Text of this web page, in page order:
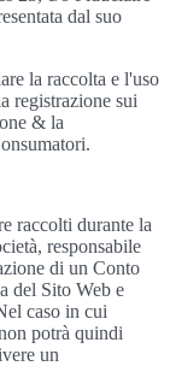
dal suo
la raccolta e l'uso
registrazione sui
& la
raccolti durante la
responsabile
di un Conto
del Sito Web e
caso in cui
potrà quindi
un